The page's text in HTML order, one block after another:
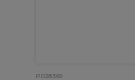
P028369